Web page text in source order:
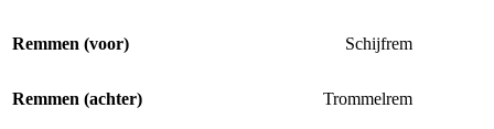
Remmen (voor) Schijfrem
Remmen (achter) Trommelrem